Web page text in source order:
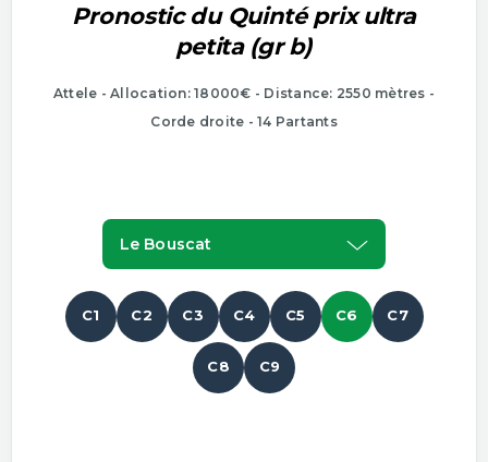
Pronostic du Quinté prix ultra
petita (gr b)
Attele - Allocation: 18000€ - Distance: 2550 mètres -
Corde droite - 14 Partants
Le Bouscat
C1 C2 C3 C4 C5 C6 C7
C8 C9